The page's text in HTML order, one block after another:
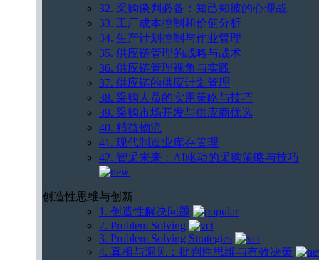
32. 采购谈判必备：知己知彼的心理战
33. 工厂成本控制和价值分析
34. 生产计划控制与作业管理
35. 供应链管理的战略与战术
36. 供应链管理视角与实践
37. 供应链的供应计划管理
38. 采购人员的实用策略与技巧
39. 采购市场开发与供应商优选
40. 精益物流
41. 现代制造业库存管理
42. 智采未来：AI驱动的采购策略与技巧
创造性思维与创新
1. 创造性解决问题
2. Problem Solving
3. Problem Solving Strategies
4. 真相与洞见：批判性思维与有效决策